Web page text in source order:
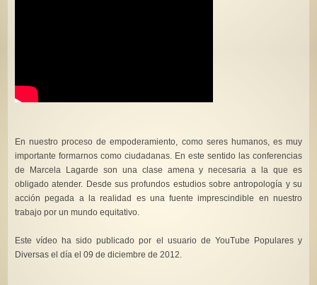
En nuestro proceso de empoderamiento, como seres humanos, es muy
importante formarnos como ciudadanas. En este sentido las conferencias
de Marcela Lagarde son una clase amena y necesaria a la que es
obligado atender. Desde sus profundos estudios sobre antropología y su
acción pegada a la realidad es una fuente imprescindible en nuestro
trabajo por un mundo equitativo.
Este vídeo ha sido publicado por el usuario de YouTube Populares y
Diversas el día el 09 de diciembre de 2012.